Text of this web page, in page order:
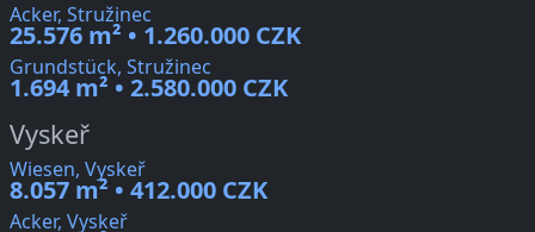
Acker, Stružinec
25.576 m² • 1.260.000 CZK
Grundstück, Stružinec
1.694 m² • 2.580.000 CZK
Vyskeř
Wiesen, Vyskeř
8.057 m² • 412.000 CZK
Acker, Vyskeř